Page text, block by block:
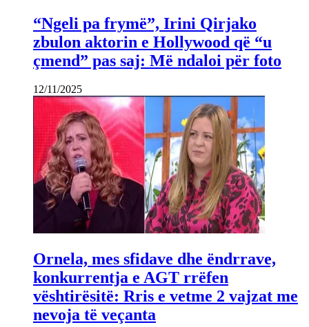
“Ngeli pa frymë”, Irini Qirjako
zbulon aktorin e Hollywood që “u
çmend” pas saj: Më ndaloi për foto
12/11/2025
Ornela, mes sfidave dhe ëndrrave,
konkurrentja e AGT rrëfen
vështirësitë: Rris e vetme 2 vajzat me
nevoja të veçanta